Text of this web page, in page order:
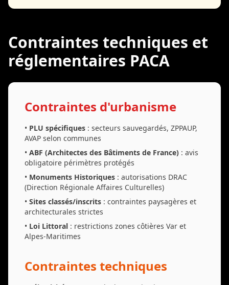
Contraintes techniques et
réglementaires PACA
Contraintes d'urbanisme
• PLU spécifiques : secteurs sauvegardés, ZPPAUP,
AVAP selon communes
• ABF (Architectes des Bâtiments de France) : avis
obligatoire périmètres protégés
• Monuments Historiques : autorisations DRAC
(Direction Régionale Affaires Culturelles)
• Sites classés/inscrits : contraintes paysagères et
architecturales strictes
• Loi Littoral : restrictions zones côtières Var et
Alpes-Maritimes
Contraintes techniques